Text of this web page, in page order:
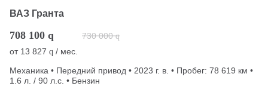
ВАЗ Гранта
708 100 q 730 000 q
от 13 827 q / мес.
Механика • Передний привод • 2023 г. в. • Пробег: 78 619 км •
1.6 л. / 90 л.с. • Бензин